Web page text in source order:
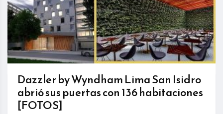
Dazzler by Wyndham Lima San Isidro
abrió sus puertas con 136 habitaciones
[FOTOS]